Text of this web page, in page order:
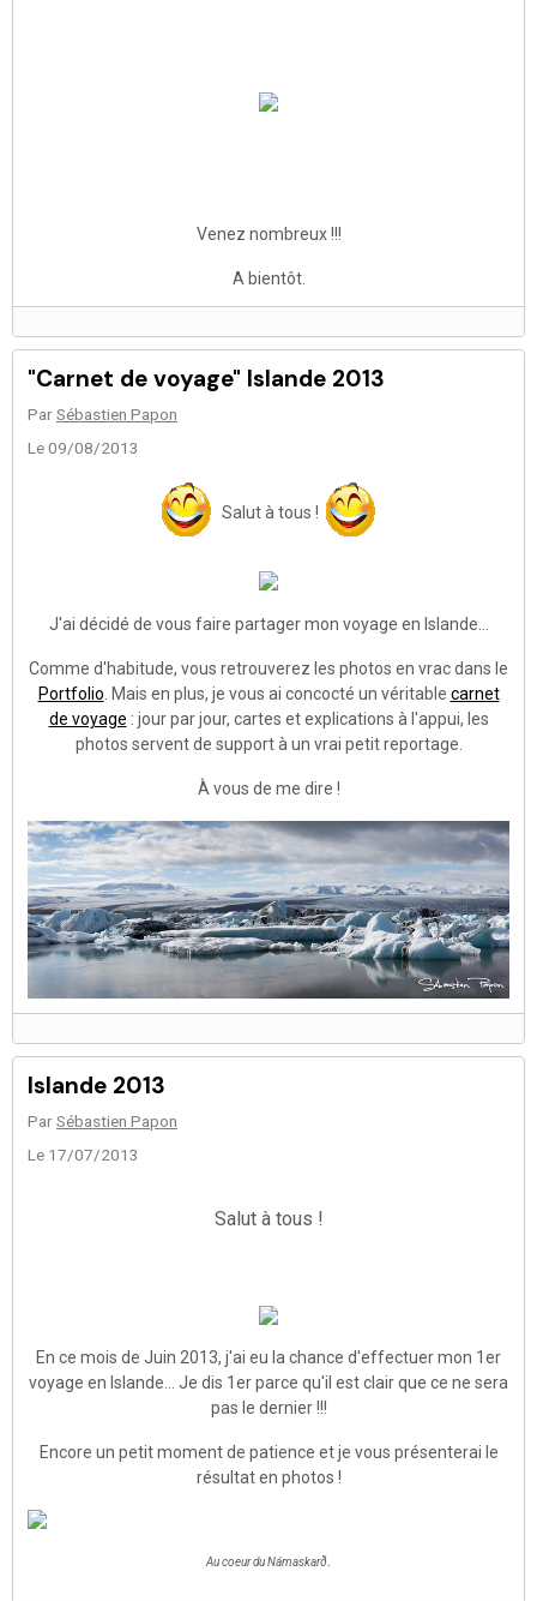
Venez nombreux !!!
A bientôt.
"Carnet de voyage" Islande 2013
ParSébastien Papon
Le 09/08/2013
Salut à tous !
J'ai décidé de vous faire partager mon voyage en Islande...
Comme d'habitude, vous retrouverez les photos en vrac dans le
Portfolio . Mais en plus, je vous ai concocté un véritable carnet
de voyage : jour par jour, cartes et explications à l'appui, les
photos servent de support à un vrai petit reportage.
À vous de me dire !
Islande 2013
ParSébastien Papon
Le 17/07/2013
Salut à tous !
En ce mois de Juin 2013, j'ai eu la chance d'effectuer mon 1er
voyage en Islande... Je dis 1er parce qu'il est clair que ce ne sera
pas le dernier !!!
Encore un petit moment de patience et je vous présenterai le
résultat en photos !
Au coeur duNámaskarð.